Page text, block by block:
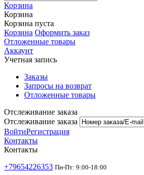
Корзина
Корзина
Корзина пуста
Корзина Оформить заказ
Отложенные товары
Аккаунт
Учетная запись
Заказы
Запросы на возврат
Отложенные товары
Отслеживание заказа
Отслеживание заказа
ВойтиРегистрация
Контакты
Контакты
+79654226353 Пн-Пт: 9:00-18:00